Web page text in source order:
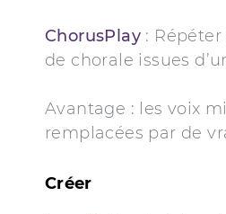
ChorusPlay :
de chorale issues
Avantage : les voix
remplacées par de
Créer